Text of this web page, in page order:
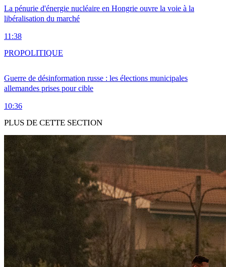
La pénurie d'énergie nucléaire en Hongrie ouvre la voie à la
libéralisation du marché
11:38
Guerre de désinformation russe : les élections municipales
allemandes prises pour cible
10:36
PROPOLITIQUE
PLUS DE CETTE SECTION